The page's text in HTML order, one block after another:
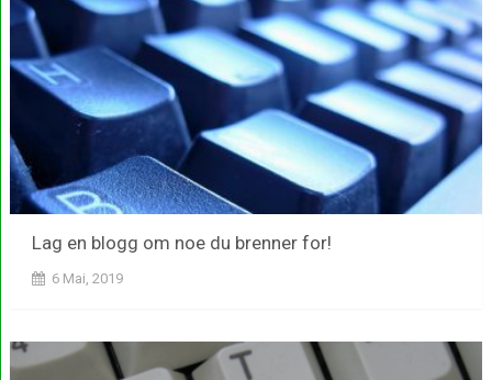
Lag en blogg om noe du brenner for!
6 Mai, 2019